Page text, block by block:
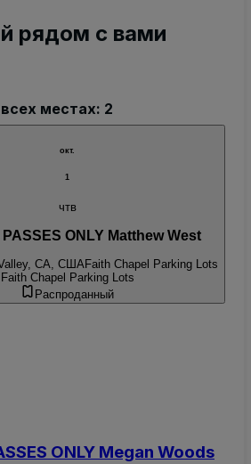
рядом с вами
местах: 2
окт.
1
чтв
PASSES ONLY Matthew West
CA, СШАFaith Chapel Parking Lots
Faith Chapel Parking Lots
Распроданный
ONLY Megan Woods